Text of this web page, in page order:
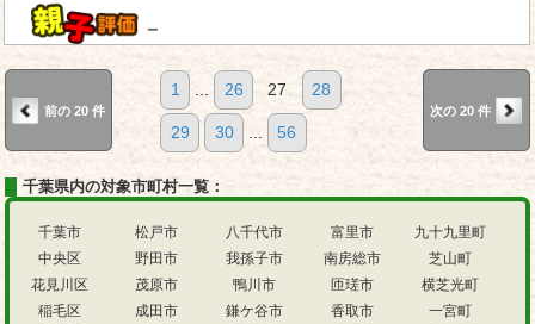
－
前の 20 件
1 26 27 28
29 30 56
次の 20 件
千葉県内の対象市町村一覧：
千葉市
中央区
花見川区
稲毛区
松戸市
野田市
茂原市
成田市
八千代市
我孫子市
鴨川市
鎌ケ谷市
富里市
南房総市
匝瑳市
香取市
九十九里町
芝山町
横芝光町
一宮町